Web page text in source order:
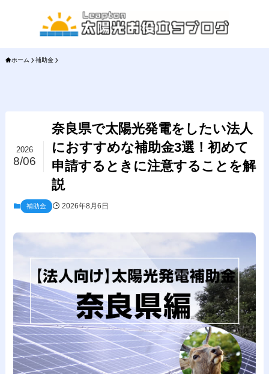
ホーム 補助金
奈良県で太陽光発電をしたい法人
におすすめな補助金3選！初めて
申請するときに注意することを解
説
2026
8/06
補助金 2026年8月6日